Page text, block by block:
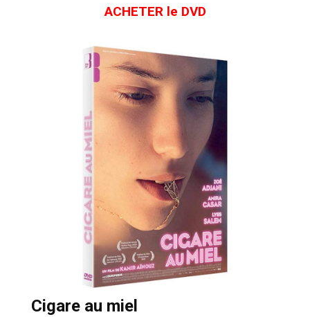
ACHETER le DVD
Cigare au miel